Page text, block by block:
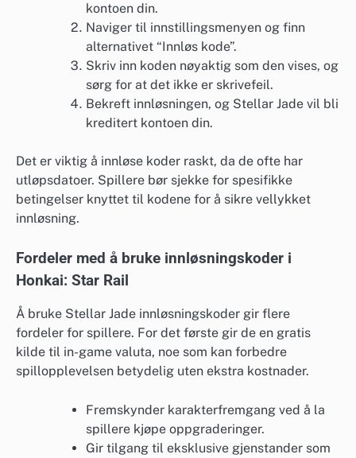
kontoen din.
Naviger til innstillingsmenyen og finn
alternativet “Innløs kode”.
Skriv inn koden nøyaktig som den vises, og
sørg for at det ikke er skrivefeil.
Bekreft innløsningen, og Stellar Jade vil bli
kreditert kontoen din.
Det er viktig å innløse koder raskt, da de ofte har
utløpsdatoer. Spillere bør sjekke for spesifikke
betingelser knyttet til kodene for å sikre vellykket
innløsning.
Fordeler med å bruke innløsningskoder i
Honkai: Star Rail
Å bruke Stellar Jade innløsningskoder gir flere
fordeler for spillere. For det første gir de en gratis
kilde til in-game valuta, noe som kan forbedre
spillopplevelsen betydelig uten ekstra kostnader.
Fremskynder karakterfremgang ved å la
spillere kjøpe oppgraderinger.
Gir tilgang til eksklusive gjenstander som